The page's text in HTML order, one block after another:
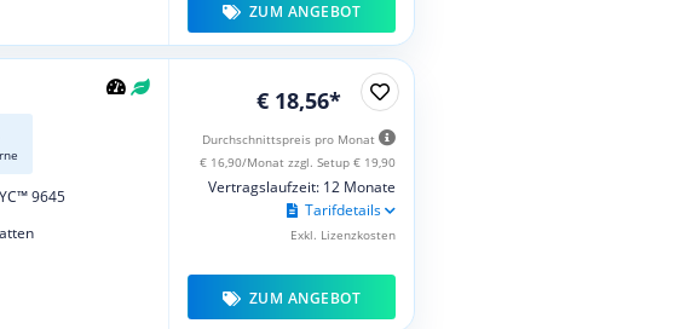
ZUM ANGEBOT
9645
€ 18,56*
Durchschnittspreis pro Monat
€ 16,90/Monat zzgl. Setup € 19,90
Vertragslaufzeit: 12 Monate
Tarifdetails
Exkl. Lizenzkosten
ZUM ANGEBOT